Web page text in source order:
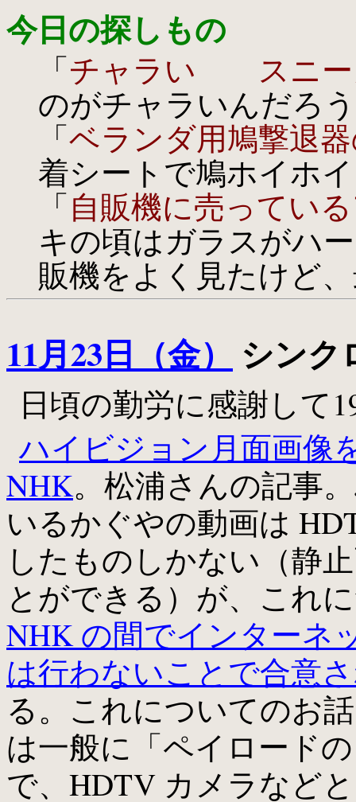
今日の探しもの
「チャラい スニー
のがチャラいんだろ
「ベランダ用鳩撃退
着シートで鳩ホイホ
「自販機に売ってい
キの頃はガラスがハ
販機をよく見たけど
11月23日（金） シンク
日頃の勤労に感謝して
ハイビジョン月面画像
NHK。松浦さんの記事
いるかぐやの動画は
したものしかない（静
とができる）が、これ
NHK の間でインターネ
は行わないことで合意
る。これについてのお
は一般に「ペイロード
で、HDTV カメラなど